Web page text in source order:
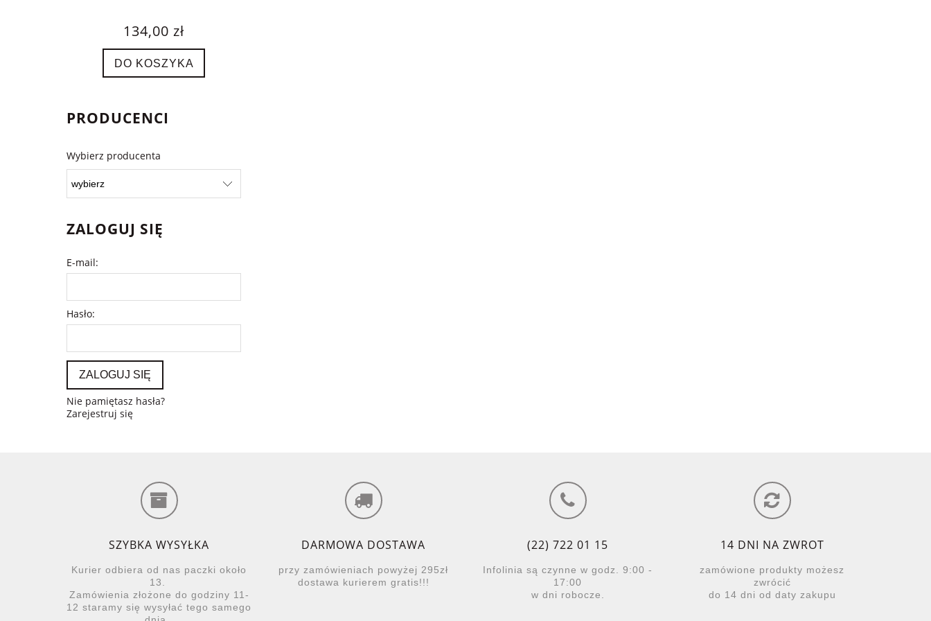
134,00 zł
DO KOSZYKA
PRODUCENCI
Wybierz producenta
ZALOGUJ SIĘ
E-mail:
Hasło:
ZALOGUJ SIĘ
Nie pamiętasz hasła?
Zarejestruj się
SZYBKA WYSYŁKA
Kurier odbiera od nas paczki około
13.
Zamówienia złożone do godziny 11-
12 staramy się wysyłać tego samego
DARMOWA DOSTAWA
przy zamówieniach powyżej 295zł
dostawa kurierem gratis!!!
(22) 722 01 15
Infolinia są czynne w godz. 9:00 -
17:00
w dni robocze.
14 DNI NA ZWROT
zamówione produkty możesz
zwrócić
do 14 dni od daty zakupu